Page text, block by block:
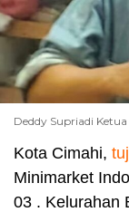
Deddy Supriadi
Kota Cimahi,
Minimarket
03 . Kelurahan